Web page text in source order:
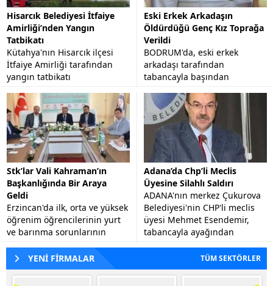
Hisarcık Belediyesi İtfaiye
Amirliği’nden Yangın
Tatbikatı
Kütahya'nın Hisarcık ilçesi
İtfaiye Amirliği tarafından
yangın tatbikatı
gerçekleştirildi.
Eski Erkek Arkadaşın
Öldürdüğü Genç Kız Toprağa
Verildi
BODRUM'da, eski erkek
arkadaşı tarafından
tabancayla başından
vurularak öldürülen 23
yaşındaki Funda Altınbezer,
memleketi Aydın'ın Nazilli
İlçesi'nde...
Stk’lar Vali Kahraman’ın
Başkanlığında Bir Araya
Geldi
Erzincan'da ilk, orta ve yüksek
öğrenim öğrencilerinin yurt
ve barınma sorunlarının
tespiti, eğitim kalitesinin
artırılmasına yönelik görüş
alışverişlerinde...
Adana’da Chp’li Meclis
Üyesine Silahlı Saldırı
ADANA'nın merkez Çukurova
Belediyesi'nin CHP'li meclis
üyesi Mehmet Esendemir,
tabancayla ayağından
vuruldu.
YENİ FİRMALAR
TÜM SEKTÖRLER